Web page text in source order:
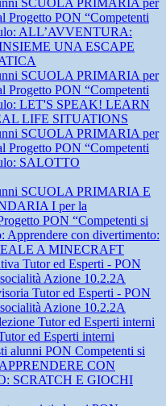
SCUOLA PRIMARIA per
Progetto PON “Competenti
ALL’AVVENTURA:
UNA ESCAPE
SCUOLA PRIMARIA per
Progetto PON “Competenti
LET'S SPEAK! LEARN
LIFE SITUATIONS
SCUOLA PRIMARIA per
Progetto PON “Competenti
SALOTTO
SCUOLA PRIMARIA E
I per la
PON “Competenti si
Apprendere con divertimento:
A MINECRAFT
Tutor ed Esperti - PON
Azione 10.2.2A
Tutor ed Esperti - PON
Azione 10.2.2A
Tutor ed Esperti interni
ed Esperti interni
alunni PON Competenti si
CON
SCRATCH E GIOCHI